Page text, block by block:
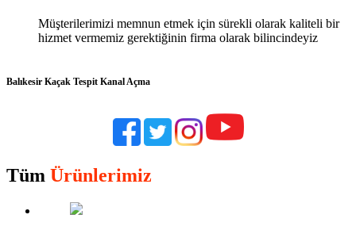
Müşterilerimizi memnun etmek için sürekli olarak kaliteli bir
hizmet vermemiz gerektiğinin firma olarak bilincindeyiz
Balıkesir Kaçak Tespit Kanal Açma
Tüm Ürünlerimiz